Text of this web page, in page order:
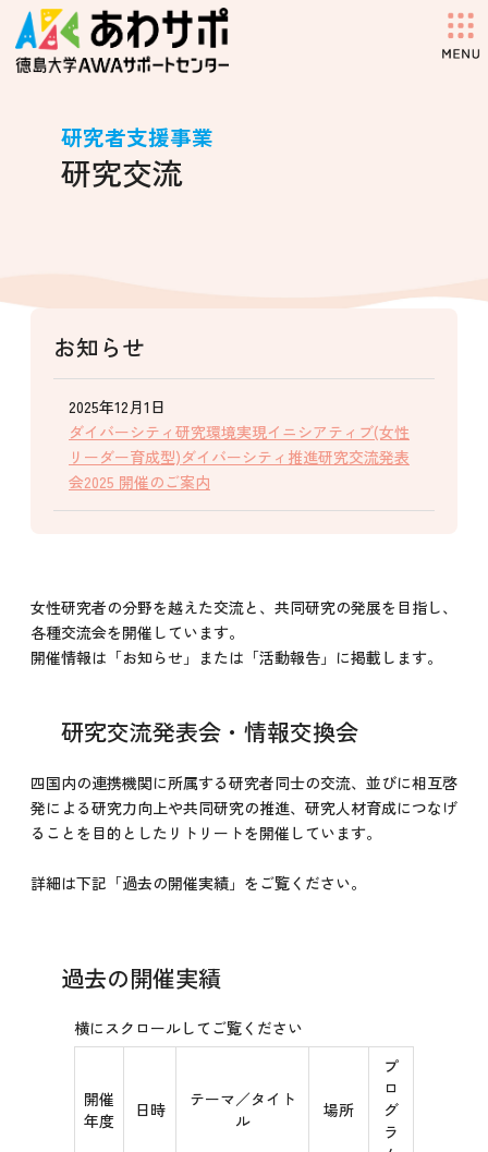
研究者支援事業
研究交流
お知らせ
2025年12月1日
ダイバーシティ研究環境実現イニシアティブ(女性
リーダー育成型)ダイバーシティ推進研究交流発表
会2025 開催のご案内
女性研究者の分野を越えた交流と、共同研究の発展を目指し、
各種交流会を開催しています。
開催情報は「お知らせ」または「活動報告」に掲載します。
研究交流発表会・情報交換会
四国内の連携機関に所属する研究者同士の交流、並びに相互啓
発による研究力向上や共同研究の推進、研究人材育成につなげ
ることを目的としたリトリートを開催しています。
詳細は下記「過去の開催実績」をご覧ください。
過去の開催実績
開催
年度
日時
テーマ／タイト
ル
場所
プ
ロ
グ
ラ